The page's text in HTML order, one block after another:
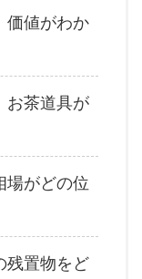
価値がわか
お茶道具が
場がどの位
残置物をど